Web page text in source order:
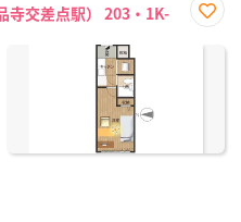
寺交差点駅） 203・1K-
に入